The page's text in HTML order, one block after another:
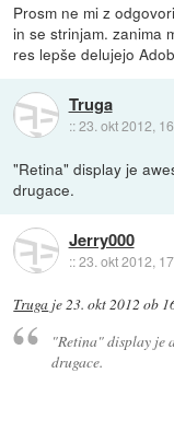
Prosm ne mi z
in se strinjam. zanima
res lepše delujejo
Truga
::23. okt 2012,
"Retina" display je
drugace.
Jerry000
::23. okt 2012,
Truga je23. okt 2012 ob
"Retina" display je
drugace.